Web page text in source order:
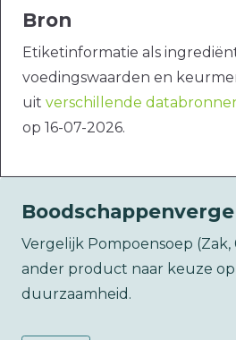
Bron
Etiketinformatie als
voedingswaarden en
uit verschillende
op 16-07-2026.
Vergelijk Pompoensoep (Zak,
ander product naar keuze
duurzaamheid.